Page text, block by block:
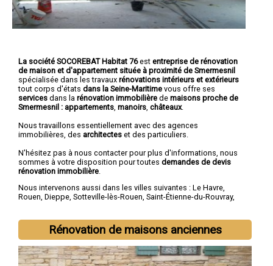
La société SOCOREBAT Habitat 76est entreprise de rénovation
de maison et d'appartement située à proximité de Smermesnil
spécialisée dans les travaux rénovations intérieurs et extérieurs
tout corps d'états dans la Seine-Maritime vous offre ses
services dans la rénovation immobilière de maisons proche de
Smermesnil : appartements manoirs châteaux.
Nous travaillons essentiellement avec des agences
immobilières, des architectes et des particuliers.
N'hésitez pas à nous contacter pour plus d'informations, nous
sommes à votre disposition pour toutes demandes de devis
rénovation immobilière
Nous intervenons aussi dans les villes suivantes : Le Havre,
Rouen, Dieppe, Sotteville-lès-Rouen, Saint-Étienne-du-Rouvray,
Rénovation de maisons anciennes